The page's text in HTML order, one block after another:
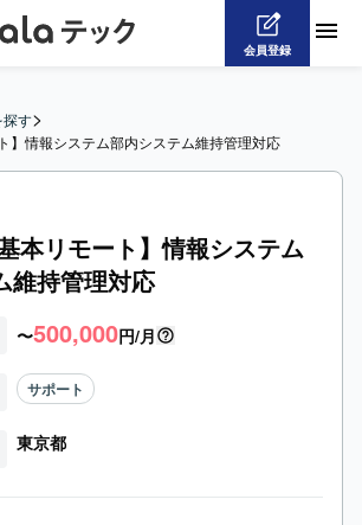
会員登録
探す>
】情報システム部内システム維持管理対応
本リモート】情報システム
維持管理対応
〜500,000円/月
サポート
東京都